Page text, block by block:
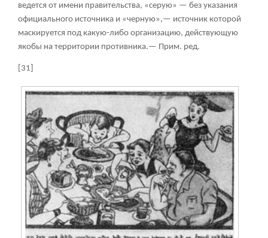
ведется от имени правительства, «серую» — без указания
официального источника и «черную»,— источник которой
маскируется под какую-либо организацию, действующую
якобы на территории противника.— Прим. ред.
[31]